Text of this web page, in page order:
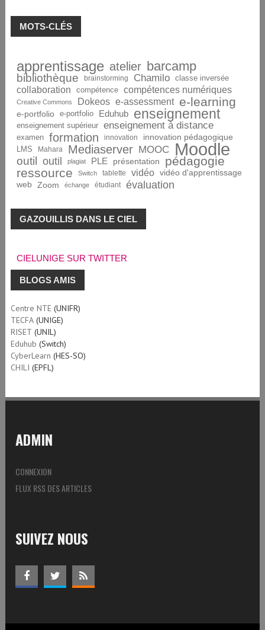
MOTS-CLÉS
apprentissage atelier barcamp
bibliothèque brainstorming Chamilo classe inversée
collaboration compétence compétences numériques
Creative Commons Dokeos e-assessment e-learning
e-portfolio e-portfolio Eduhub enseignement
enseignement supérieur enseignement à distance
examen formation innovation innovation pédagogique
LMS Mahara Mediaserver MOOC Moodle
outil outil plagiat PLE présentation
pédagogie
ressource
Switch tablette vidéo
vidéo d'apprentissage
web
Zoom échange étudiant évaluation
GAZOUILLIS DANS LE CIEL
CIELUNIGE SUR TWITTER
BLOGS AMIS
Centre NTE(UNIFR)
TECFA(UNIGE)
RISET (UNIL)
Eduhub (Switch)
CyberLearn (HES-SO)
CHILI (EPFL)
ADMIN
CONNEXION
FLUX RSS DES ARTICLES
SUIVEZ NOUS